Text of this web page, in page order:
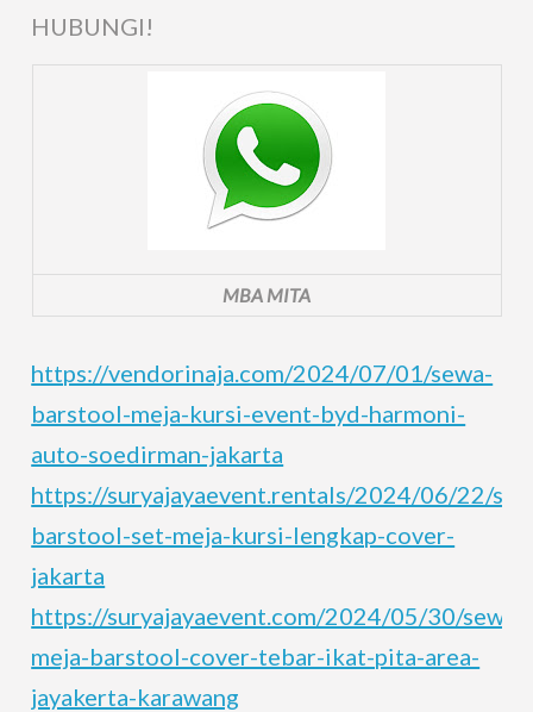
HUBUNGI!
MBA MITA
https://vendorinaja.com/2024/07/01/sewa-
barstool-meja-kursi-event-byd-harmoni-
auto-soedirman-jakarta
https://suryajayaevent.rentals/2024/06/22/
barstool-set-meja-kursi-lengkap-cover-
jakarta
https://suryajayaevent.com/2024/05/30/sewa-
meja-barstool-cover-tebar-ikat-pita-area-
jayakerta-karawang